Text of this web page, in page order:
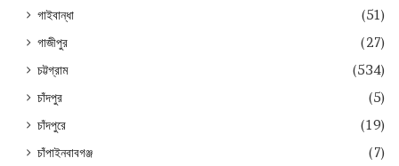
গাইবান্ধা
(51)
গাজীপুর
(27)
চট্টগ্রাম
(534)
চাঁদপুর
(5)
চাঁদপুরে
(19)
চাঁপাইনবাবগঞ্জ
(7)